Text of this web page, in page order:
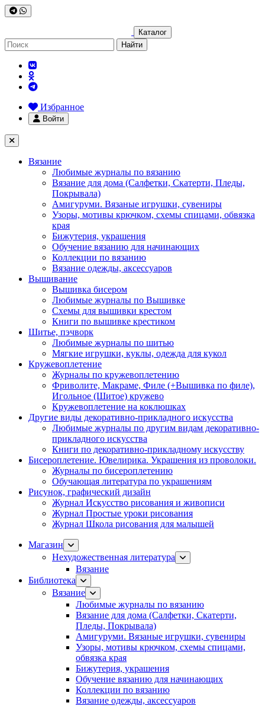
Каталог
Найти
Избранное
Войти
Вязание
Любимые журналы по вязанию
Вязание для дома (Салфетки, Скатерти, Пледы,
Покрывала)
Амигуруми. Вязаные игрушки, сувениры
Узоры, мотивы крючком, схемы спицами, обвязка
края
Бижутерия, украшения
Обучение вязанию для начинающих
Коллекции по вязанию
Вязание одежды, аксессуаров
Вышивание
Вышивка бисером
Любимые журналы по Вышивке
Схемы для вышивки крестом
Книги по вышивке крестиком
Шитье, пэчворк
Любимые журналы по шитью
Мягкие игрушки, куклы, одежда для кукол
Кружевоплетение
Журналы по кружевоплетению
Фриволите, Макраме, Филе (+Вышивка по филе),
Игольное (Шитое) кружево
Кружевоплетение на коклюшках
Другие виды декоративно-прикладного искусства
Любимые журналы по другим видам декоративно-
прикладного искусства
Книги по декоративно-прикладному искусству
Бисероплетение. Ювелирика. Украшения из проволоки.
Журналы по бисероплетению
Обучающая литература по украшениям
Рисунок, графический дизайн
Журнал Искусство рисования и живописи
Журнал Простые уроки рисования
Журнал Школа рисования для малышей
Магазин
Нехудожественная литература
Вязание
Библиотека
Вязание
Любимые журналы по вязанию
Вязание для дома (Салфетки, Скатерти,
Пледы, Покрывала)
Амигуруми. Вязаные игрушки, сувениры
Узоры, мотивы крючком, схемы спицами,
обвязка края
Бижутерия, украшения
Обучение вязанию для начинающих
Коллекции по вязанию
Вязание одежды, аксессуаров